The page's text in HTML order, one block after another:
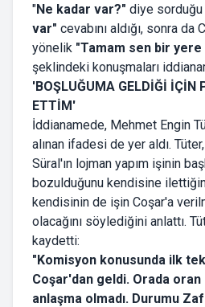
"Ne kadar var?" diye
var" cevabını aldığı, sonra da
yönelik "Tamam sen bir
şeklindeki konuşmaları
'BOŞLUĞUMA GELDİĞİ İÇİN
ETTİM'
İddianamede, Mehmet Engin
alınan ifadesi de yer aldı.
Süral'ın lojman yapım işinin
bozulduğunu kendisine
kendisinin de işin Coşar'a
olacağını söylediğini anlattı.
kaydetti:
"Komisyon konusunda ilk
Coşar'dan geldi. Orada
anlaşma olmadı. Durumu